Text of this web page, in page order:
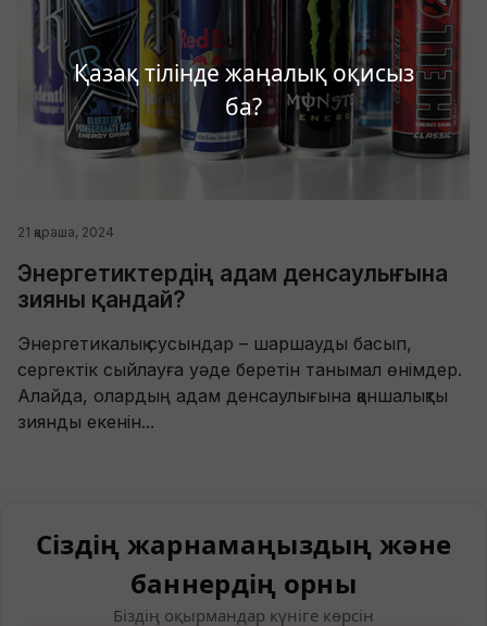
Қазақ тілінде жаңалық оқисыз
ба?
21 қараша, 2024
Энергетиктердің адам денсаулығына
зияны қандай?
Энергетикалық сусындар – шаршауды басып,
сергектік сыйлауға уәде беретін танымал өнімдер.
Алайда, олардың адам денсаулығына қаншалықты
зиянды екенін...
Сіздің жарнамаңыздың және
баннердің орны
Біздің оқырмандар күніге көрсін